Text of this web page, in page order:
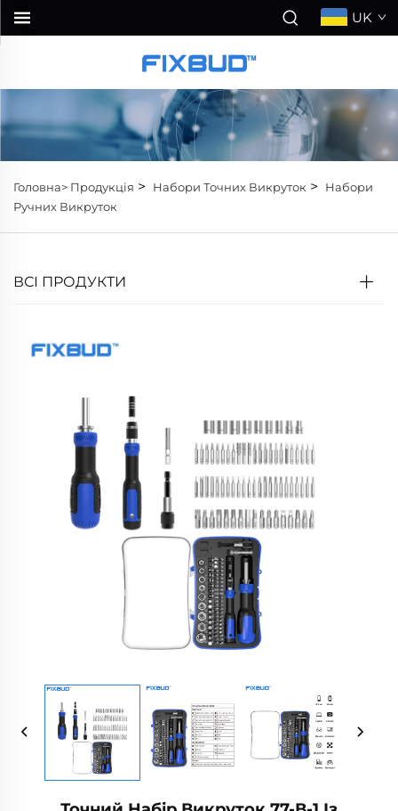
UK
Головна> Продукція > Набори Точних Викруток >
Набори
Ручних Викруток
ВСІ ПРОДУКТИ